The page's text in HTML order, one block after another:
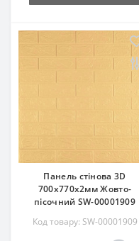
Панель стінова 3D
700х770х2мм Жовто-
пісочний SW-00001909
Код товару: SW-00001909